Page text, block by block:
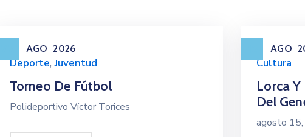
AGO 2026
Deporte, Juventud
Torneo De Fútbol
Polideportivo Víctor Torices
AGO
Cultura
Lorca Y
Del
agosto